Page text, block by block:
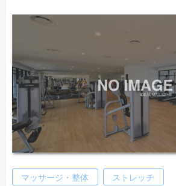
マッサージ・整体 ストレッチ